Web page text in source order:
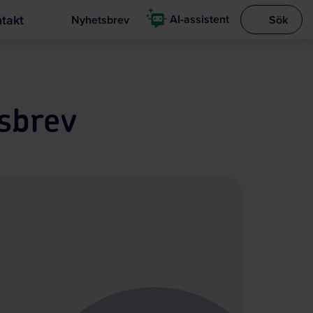
Nyhetsbrev AI-assistent Visa
Sök